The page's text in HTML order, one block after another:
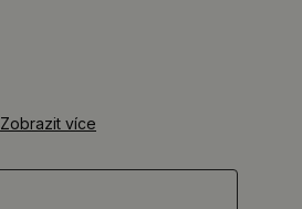
Zobrazit více